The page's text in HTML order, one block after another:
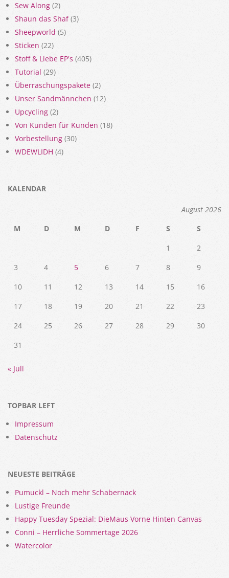
Sew Along (2)
Shaun das Shaf(3)
Sheepworld (5)
Sticken (22)
Stoff & Liebe EP's (405)
Tutorial (29)
Überraschungspakete (2)
Unser Sandmännchen (12)
Upcycling (2)
Von Kunden für Kunden (18)
Vorbestellung (30)
WDEWLIDH (4)
KALENDAR
August 2026
M
D M D F S
S
1
2
3
4 5 6 7 8
9
10
11 12 13 14 15
16
17
18 19 20 21 22
23
24
25 26 27 28 29
30
31
« Juli
TOPBAR LEFT
Impressum
Datenschutz
NEUESTE BEITRÄGE
Pumuckl – Noch mehr Schabernack
Lustige Freunde
Happy Tuesday Spezial: DieMaus Vorne Hinten Canvas
Conni – Herrliche Sommertage 2026
Watercolor